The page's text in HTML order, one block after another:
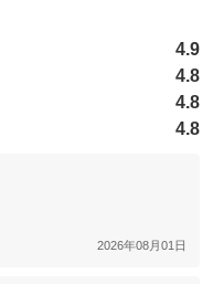
）
4.9
4.8
4.8
4.8
2026年08月01日